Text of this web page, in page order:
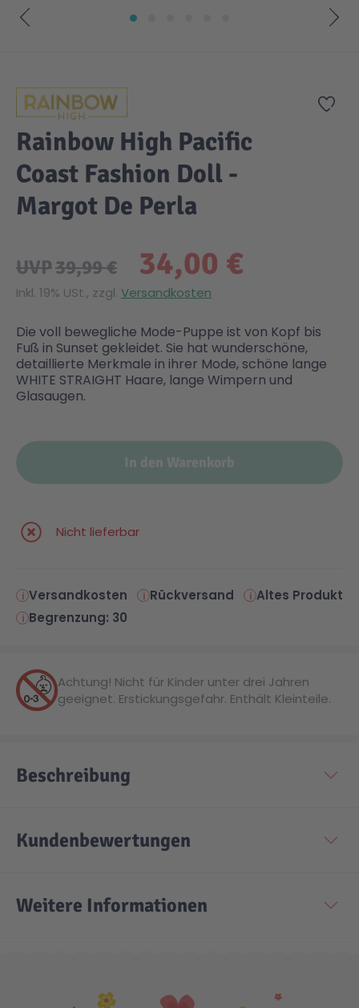
Sicherheit
Krimi / Thriller
Liebesromane
Sachbücher / Wissen
Kuscheltiere
Puppen & Puppenzubehör
Puzzle & Legespiele
Elektronische Spielwaren
Kreativ
Malen & Zeichnen
DC Comics™ Super Heroes
Disney
DUPLO®
Jurassic World™
Harry Potter™
Marvel™ Super Heroes
Minecraft™
Speed Champions
Super Mario
LEGO® Blumen
Country
Fairies
Family Fun
Fun Stars
Heroes
Knights
NOVELMORE
Wiltopia
Cars
Zur
Rainbow High Pacific
Coast Fashion Doll -
Margot De Perla
34,00 €
UVP39,99 €
Inkl. 19% USt., zzgl. Versandkosten
Die voll bewegliche Mode-Puppe ist von Kopf bis
Fuß in Sunset gekleidet. Sie hat wunderschöne,
detaillierte Merkmale in ihrer Mode, schöne lange
WHITE STRAIGHT Haare, lange Wimpern und
Glasaugen.
In den Warenkorb
Nicht lieferbar
Versandkosten Rückversand
Altes Produkt
Begrenzung: 30
Achtung! Nicht für Kinder unter drei Jahren
geeignet. Erstickungsgefahr. Enthält Kleinteile.
Beschreibung
Kundenbewertungen
Weitere Informationen